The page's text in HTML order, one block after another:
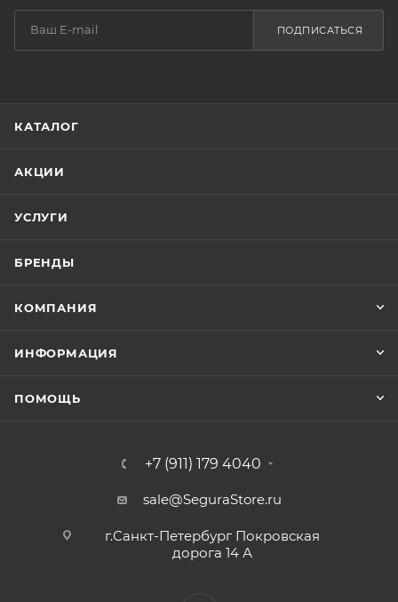
ПОДПИСАТЬСЯ
КАТАЛОГ
АКЦИИ
УСЛУГИ
БРЕНДЫ
КОМПАНИЯ
ИНФОРМАЦИЯ
ПОМОЩЬ
+7 (911) 179 4040
sale@SeguraStore.ru
г.Санкт-Петербург Покровская
дорога 14 А